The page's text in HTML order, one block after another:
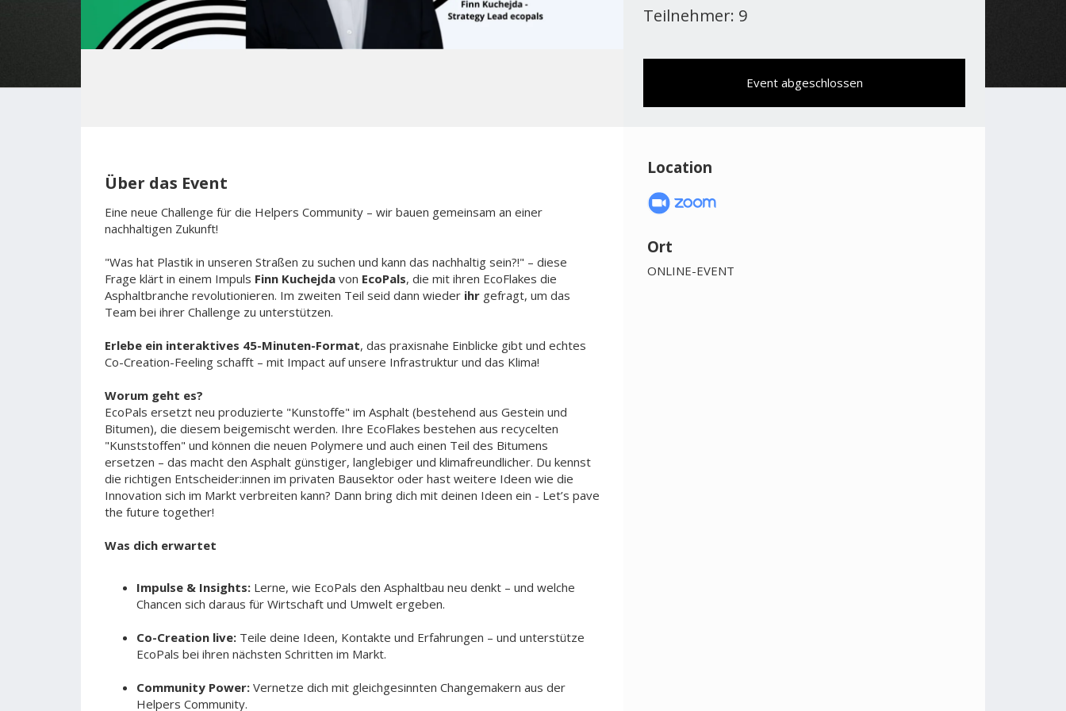
Teilnehmer: 9
Event abgeschlossen
Über das Event
Eine neue Challenge für die Helpers Community – wir bauen gemeinsam an einer
nachhaltigen Zukunft!
"Was hat Plastik in unseren Straßen zu suchen und kann das nachhaltig sein?!" – diese
Frage klärt in einem Impuls Finn Kuchejda von EcoPals, die mit ihren EcoFlakes die
Asphaltbranche revolutionieren. Im zweiten Teil seid dann wieder ihr gefragt, um das
Team bei ihrer Challenge zu unterstützen.
Erlebe ein interaktives 45-Minuten-Format, das praxisnahe Einblicke gibt und echtes
Co-Creation-Feeling schafft – mit Impact auf unsere Infrastruktur und das Klima!
Worum geht es?
EcoPals ersetzt neu produzierte "Kunstoffe" im Asphalt (bestehend aus Gestein und
Bitumen), die diesem beigemischt werden. Ihre EcoFlakes bestehen aus recycelten
"Kunststoffen" und können die neuen Polymere und auch einen Teil des Bitumens
ersetzen – das macht den Asphalt günstiger, langlebiger und klimafreundlicher. Du kennst
die richtigen Entscheider:innen im privaten Bausektor oder hast weitere Ideen wie die
Innovation sich im Markt verbreiten kann? Dann bring dich mit deinen Ideen ein - Let’s pave
the future together!
Was dich erwartet
Impulse & Insights: Lerne, wie EcoPals den Asphaltbau neu denkt – und welche
Chancen sich daraus für Wirtschaft und Umwelt ergeben.
Co-Creation live: Teile deine Ideen, Kontakte und Erfahrungen – und unterstütze
EcoPals bei ihren nächsten Schritten im Markt.
Community Power: Vernetze dich mit gleichgesinnten Changemakern aus der
Helpers Community.
Location
Ort
ONLINE-EVENT